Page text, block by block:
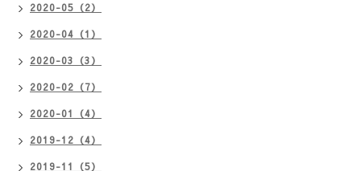
2020-05（2）
2020-04（1）
2020-03（3）
2020-02（7）
2020-01（4）
2019-12（4）
2019-11（5）